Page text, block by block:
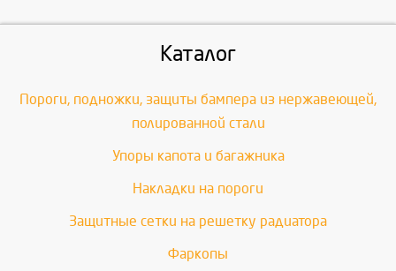
Каталог
Пороги, подножки, защиты бампера из нержавеющей,
полированной стали
Упоры капота и багажника
Накладки на пороги
Защитные сетки на решетку радиатора
Фаркопы